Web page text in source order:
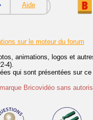
Aide
sur le moteur du forum
animations, logos et
4).
qui sont présentées sur
Bricovidéo sans